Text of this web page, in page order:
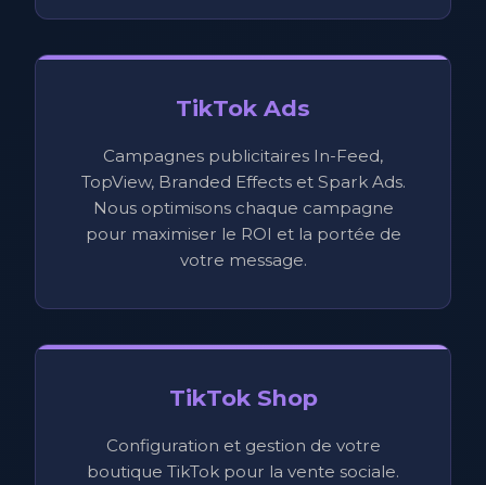
TikTok Ads
Campagnes publicitaires In-Feed,
TopView, Branded Effects et Spark Ads.
Nous optimisons chaque campagne
pour maximiser le ROI et la portée de
votre message.
TikTok Shop
Configuration et gestion de votre
boutique TikTok pour la vente sociale.